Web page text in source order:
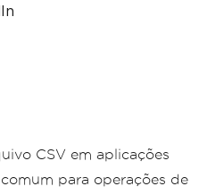
CSV em aplicações
para operações de